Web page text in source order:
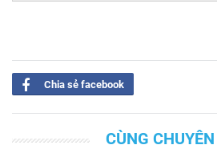
Chia sẻ facebook
CÙNG